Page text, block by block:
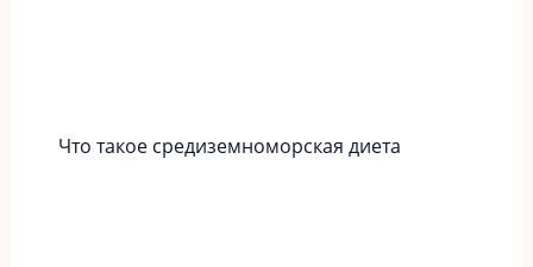
Что такое средиземноморская диета